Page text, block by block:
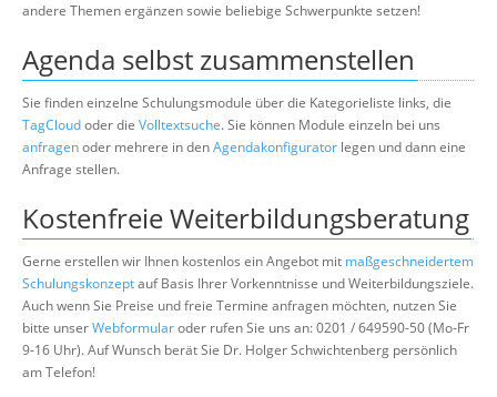
andere Themen ergänzen sowie beliebige Schwerpunkte setzen!
Agenda selbst zusammenstellen
Sie finden einzelne Schulungsmodule über die Kategorieliste links, die
TagCloudoder die Volltextsuche. Sie können Module einzeln bei uns
anfragenoder mehrere in denAgendakonfigurator legen und dann eine
Anfrage stellen.
Kostenfreie Weiterbildungsberatung
Gerne erstellen wir Ihnen kostenlos ein Angebot mit maßgeschneidertem
Schulungskonzeptauf Basis Ihrer Vorkenntnisse und Weiterbildungsziele.
Auch wenn Sie Preise und freie Termine anfragen möchten, nutzen Sie
bitte unserWebformularoder rufen Sie uns an: 0201 / 649590-50 (Mo-Fr
9-16 Uhr). Auf Wunsch berät Sie Dr. Holger Schwichtenberg persönlich
am Telefon!